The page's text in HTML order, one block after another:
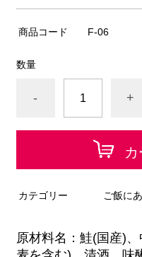
商品コード F-06
数量
- +
カテゴリー ご飯に
原材料名：鮭(国産)